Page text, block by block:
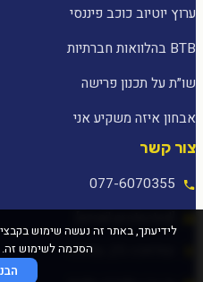
ערוץ יוטיוב כוכב פיננסי
BTB בהלוואות חברתיות
שו״ת על תכנון פרישה
אבחון איזה משקיע אני
צור קשר
077-6070355
הסכמה לשימוש